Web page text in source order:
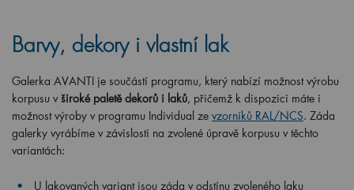
Barvy, dekory i vlastní lak
Galerka AVANTI je součástí programu, který nabízí možnost výrobu
korpusu v široké paletě dekorů i laků, přičemž k dispozici máte i
možnost výroby v programu Individual ze vzorníků RAL/NCS. Záda
galerky vyrábíme v závislosti na zvolené úpravě korpusu v těchto
variantách:
U lakovaných variant jsou záda v odstínu zvoleného laku